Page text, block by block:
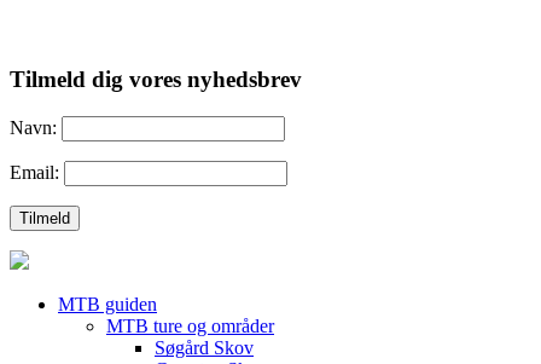
Tilmeld dig vores nyhedsbrev
Navn:
Email:
MTB guiden
MTB ture og områder
Søgård Skov